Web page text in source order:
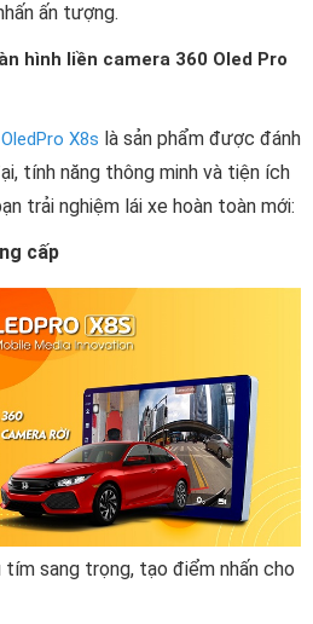
ấn tượng.
hình liền camera 360 Oled Pro
X8s là sản phẩm được đánh
tính năng thông minh và tiện ích
trải nghiệm lái xe hoàn toàn mới:
cấp
tím sang trọng, tạo điểm nhấn cho